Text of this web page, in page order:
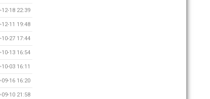
12-18 22:39
12-11 19:48
10-27 17:44
10-13 16:54
10-03 16:11
09-16 16:20
09-10 21:58